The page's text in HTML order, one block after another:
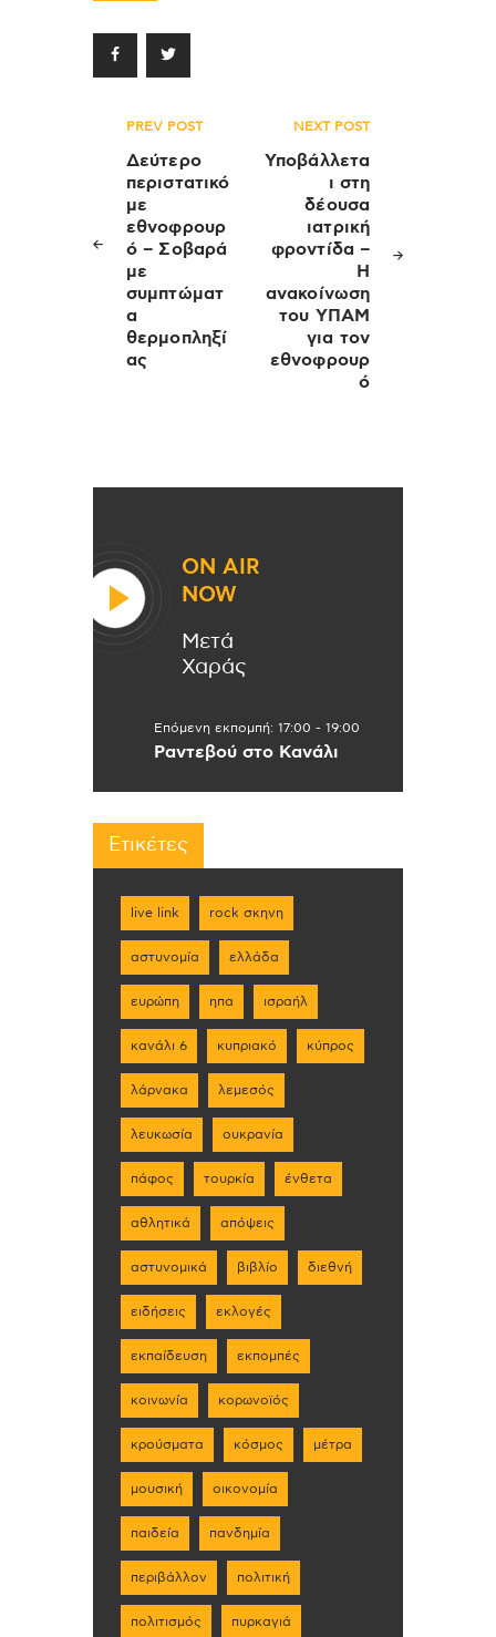
Πλοήγηση
άρθρων
PREV POST
Δεύτερο
περιστατικό
με
εθνοφρουρ
ό – Σοβαρά
με
συμπτώματ
α
θερμοπληξί
ας
NEXT POST
Υποβάλλετα
ι στη
δέουσα
ιατρική
φροντίδα –
Η
ανακοίνωση
του ΥΠΑΜ
για τον
εθνοφρουρ
ό
ON AIR
NOW
Μετά
Χαράς
Επόμενη εκπομπή: 17:00 - 19:00
Ραντεβού στο Κανάλι
Ετικέτες
live link rock σκηνη
αστυνομία ελλάδα
ευρώπη ηπα ισραήλ
κανάλι 6 κυπριακό κύπρος
λάρνακα λεμεσός
λευκωσία ουκρανία
πάφος τουρκία ένθετα
αθλητικά απόψεις
αστυνομικά βιβλίο διεθνή
ειδήσεις εκλογές
εκπαίδευση εκπομπές
κοινωνία κορωνοϊός
κρούσματα κόσμος μέτρα
μουσική οικονομία
παιδεία πανδημία
περιβάλλον πολιτική
πολιτισμός πυρκαγιά